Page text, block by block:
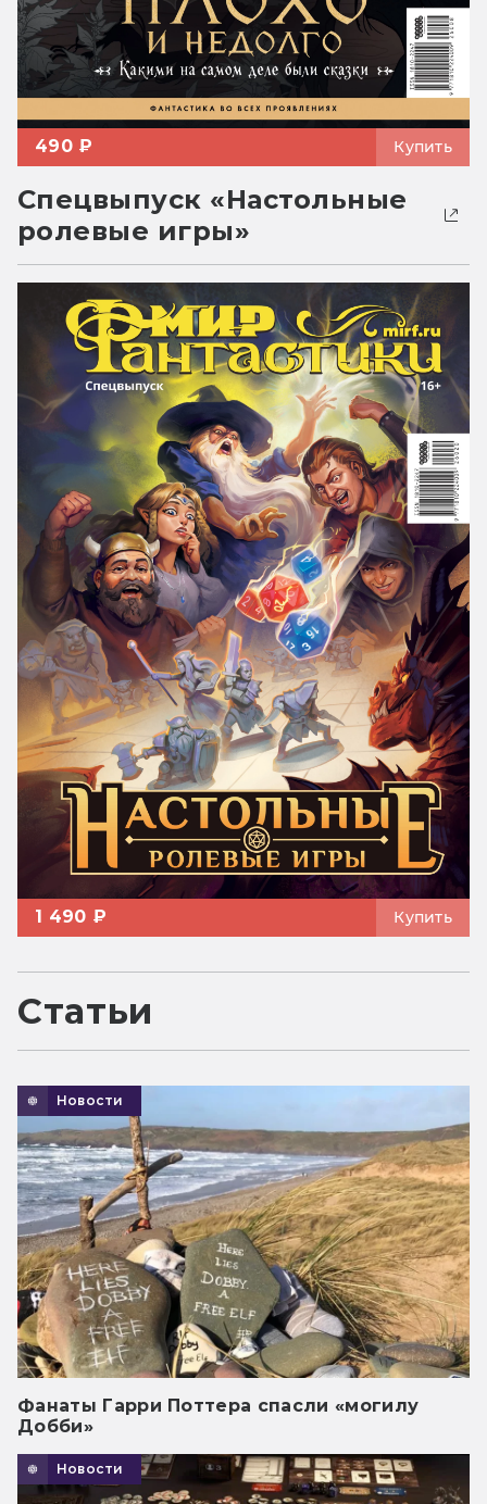
490 ₽ Купить
Спецвыпуск «Настольные
ролевые игры»
1 490 ₽ Купить
Статьи
Новости
Фанаты Гарри Поттера спасли «могилу
Добби»
Новости